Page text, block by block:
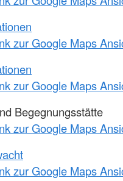
zur Google Maps
zur Google Maps
Begegnungsstätte
zur Google Maps
zur Google Maps